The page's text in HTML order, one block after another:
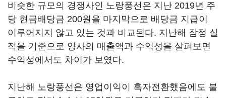
비슷한 규모의 경쟁사인 노랑풍선은 지난 2019년 주
당 현금배당금 200원을 마지막으로 배당금 지급이
이루어지지 않고 있는 것과 비교된다. 지난해 잠정 실
적을 기준으로 양사의 매출액과 수익성을 살펴보면
수익성에서도 차이가 보였다.
지난해 노랑풍선은 영업이익이 흑자전환했음에도 불